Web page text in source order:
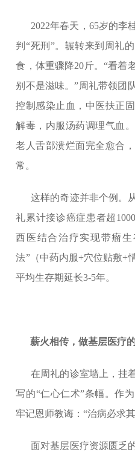
2022年春天，65岁的李
判“死刑”。辗转来到周礼
食，体重骤降20斤。“看着
别不是滋味。”周礼带领团
控制感染止血，中医扶正
解毒，内服汤药调理气血
老人舌部溃烂面完全愈合
常。
这样的奇迹并非个例。
礼累计接诊癌症患者超
西医结合治疗实现带瘤
法”（中药内服+穴位贴敷+
平均生存期延长3-5年。
薪火相传，做基层医疗
在周礼的诊室墙上，挂
写的“仁心仁术”条幅。作
牢记恩师教诲：“治病必求
面对基层医疗资源匮乏